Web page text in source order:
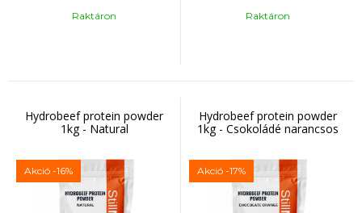
Raktáron Raktáron
Hydrobeef protein powder
1kg - Natural
Akció -16%
Hydrobeef protein powder
1kg - Csokoládé narancsos
Akció -17%